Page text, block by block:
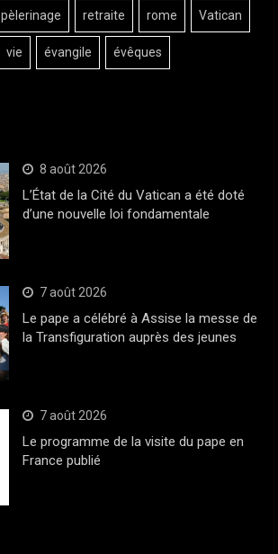
pèlerinage retraite rome Vatican
vie évangile évêques
8 août 2026
L’État de la Cité du Vatican a été doté
d’une nouvelle loi fondamentale
7 août 2026
Le pape a célébré à Assise la messe de
la Transfiguration auprès des jeunes
7 août 2026
Le programme de la visite du pape en
France publié